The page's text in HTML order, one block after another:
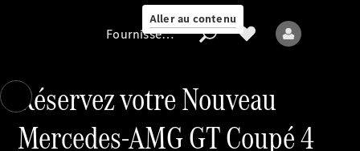
Aller au contenu
Fournisseur /
Protection des
Fournisseur / Protection des données
Réservez votre Nouveau
Mercedes-AMG GT Coupé 4